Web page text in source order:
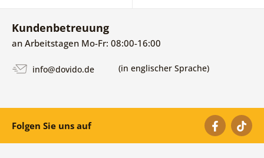
Kundenbetreuung
an Arbeitstagen Mo-Fr: 08:00-16:00
info@dovido.de (in englischer Sprache)
Folgen Sie uns auf